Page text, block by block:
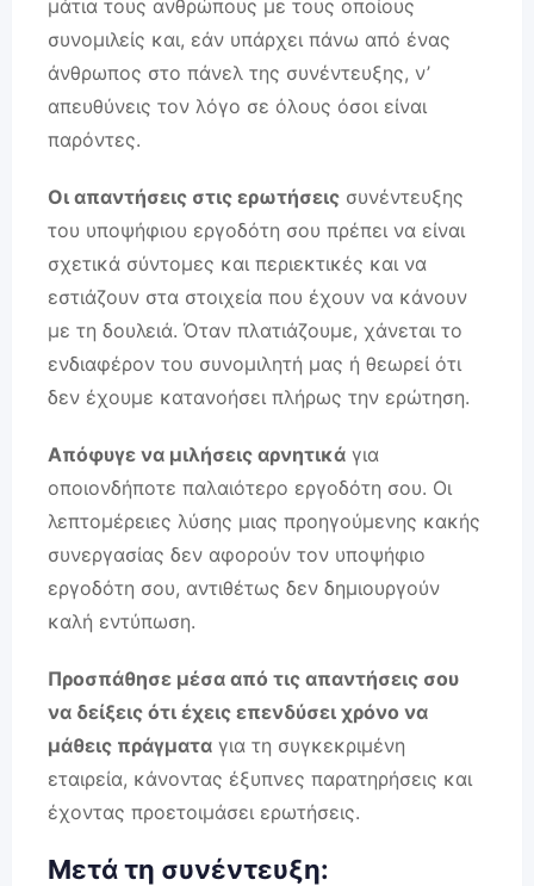
μάτια τους ανθρώπους με τους οποίους
συνομιλείς και, εάν υπάρχει πάνω από ένας
άνθρωπος στο πάνελ της συνέντευξης, ν’
απευθύνεις τον λόγο σε όλους όσοι είναι
παρόντες.
Οι απαντήσεις στις ερωτήσεις συνέντευξης
του υποψήφιου εργοδότη σου πρέπει να είναι
σχετικά σύντομες και περιεκτικές και να
εστιάζουν στα στοιχεία που έχουν να κάνουν
με τη δουλειά. Όταν πλατιάζουμε, χάνεται το
ενδιαφέρον του συνομιλητή μας ή θεωρεί ότι
δεν έχουμε κατανοήσει πλήρως την ερώτηση.
Απόφυγε να μιλήσεις αρνητικά για
οποιονδήποτε παλαιότερο εργοδότη σου. Οι
λεπτομέρειες λύσης μιας προηγούμενης κακής
συνεργασίας δεν αφορούν τον υποψήφιο
εργοδότη σου, αντιθέτως δεν δημιουργούν
καλή εντύπωση.
Προσπάθησε μέσα από τις απαντήσεις σου
να δείξεις ότι έχεις επενδύσει χρόνο να
μάθεις πράγματα για τη συγκεκριμένη
εταιρεία, κάνοντας έξυπνες παρατηρήσεις και
έχοντας προετοιμάσει ερωτήσεις.
Μετά τη συνέντευξη: